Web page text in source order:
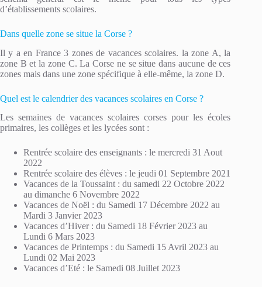
d’établissements scolaires.
Dans quelle zone se situe la Corse ?
Il y a en France 3 zones de vacances scolaires. la zone A, la
zone B et la zone C. La Corse ne se situe dans aucune de ces
zones mais dans une zone spécifique à elle-même, la zone D.
Quel est le calendrier des vacances scolaires en Corse ?
Les semaines de vacances scolaires corses pour les écoles
primaires, les collèges et les lycées sont :
Rentrée scolaire des enseignants : le mercredi 31 Aout
2022
Rentrée scolaire des élèves : le jeudi 01 Septembre 2021
Vacances de la Toussaint : du samedi 22 Octobre 2022
au dimanche 6 Novembre 2022
Vacances de Noël : du Samedi 17 Décembre 2022 au
Mardi 3 Janvier 2023
Vacances d’Hiver : du Samedi 18 Février 2023 au
Lundi 6 Mars 2023
Vacances de Printemps : du Samedi 15 Avril 2023 au
Lundi 02 Mai 2023
Vacances d’Eté : le Samedi 08 Juillet 2023